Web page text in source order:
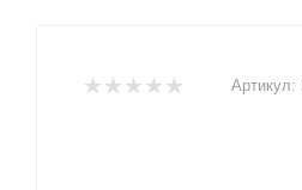
Артикул: